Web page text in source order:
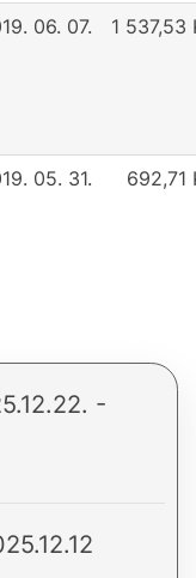
06. 07. 1 537,53
05. 31. 692,71
-